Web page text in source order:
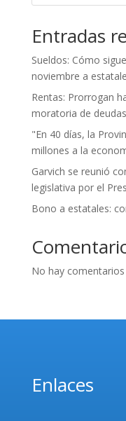
Entradas
Sueldos: Cómo
noviembre a
Rentas: Prorrogan
moratoria de
"En 40 días, la
millones a la
Garvich se reunió
legislativa por el
Bono a estatales:
No hay
Enlaces